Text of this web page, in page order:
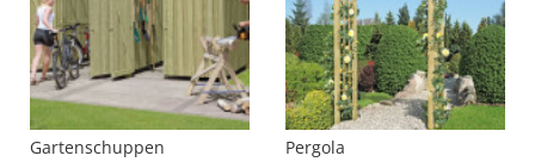
Gartenschuppen Pergola